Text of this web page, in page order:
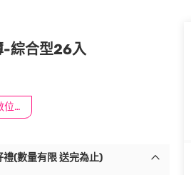
-綜合型26入
滿$100送數位印花
(數量有限 送完為止)